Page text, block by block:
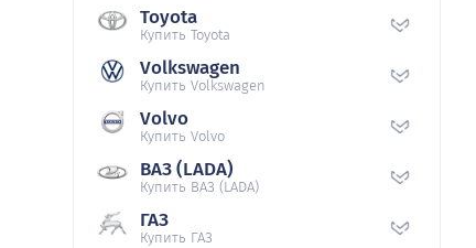
Toyota
Купить Toyota
Volkswagen
Купить Volkswagen
Volvo
Купить Volvo
ВАЗ (LADA)
Купить ВАЗ (LADA)
ГАЗ
Купить ГАЗ